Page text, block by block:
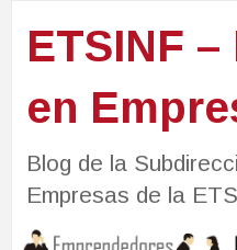
ETSINF
en
Blog de la
Empresas de la